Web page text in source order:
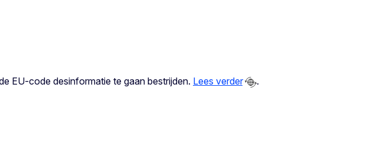
EU-code desinformatie te gaan bestrijden. Lees verder .